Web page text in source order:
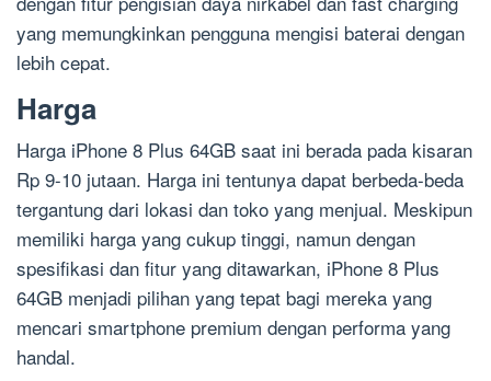
yang memungkinkan pengguna mengisi baterai dengan
lebih cepat.
Harga
Harga iPhone 8 Plus 64GB saat ini berada pada kisaran
Rp 9-10 jutaan. Harga ini tentunya dapat berbeda-beda
tergantung dari lokasi dan toko yang menjual. Meskipun
memiliki harga yang cukup tinggi, namun dengan
spesifikasi dan fitur yang ditawarkan, iPhone 8 Plus
64GB menjadi pilihan yang tepat bagi mereka yang
mencari smartphone premium dengan performa yang
handal.